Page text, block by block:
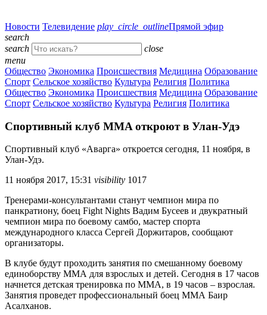
Новости Телевидение play_circle_outlineПрямой эфир
search
search
close
menu
Общество Экономика Происшествия Медицина Образование
Спорт Сельское хозяйство Культура Религия Политика
Общество Экономика Происшествия Медицина Образование
Спорт Сельское хозяйство Культура Религия Политика
Спортивный клуб MMA откроют в Улан-Удэ
Спортивный клуб «Аварга» откроется сегодня, 11 ноября, в
Улан-Удэ.
11 ноября 2017, 15:31 visibility 1017
Тренерами-консультантами станут чемпион мира по
панкратиону, боец Fight Nights Вадим Бусеев и двукратный
чемпион мира по боевому самбо, мастер спорта
международного класса Сергей Доржитаров, сообщают
организаторы.
В клубе будут проходить занятия по смешанному боевому
единоборству ММА для взрослых и детей. Сегодня в 17 часов
начнется детская тренировка по ММА, в 19 часов – взрослая.
Занятия проведет профессиональный боец ММА Баир
Асалханов.